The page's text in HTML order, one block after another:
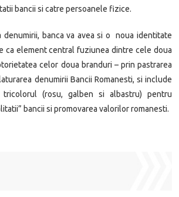
bancii si catre persoanele fizice.
denumirii, banca va avea si o noua identitate
ca element central fuziunea dintre cele doua
celor doua branduri – prin pastrarea
denumirii Bancii Romanesti, si include
(rosu, galben si albastru) pentru
bancii si promovarea valorilor romanesti.